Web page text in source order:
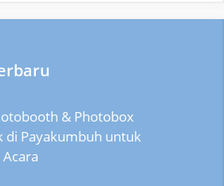
& Photobox
di Payakumbuh untuk